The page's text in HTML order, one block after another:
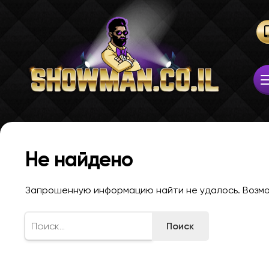
Не найдено
Запрошенную информацию найти не удалось.